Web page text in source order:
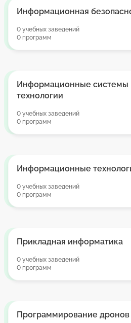
Информационная
0 учебных заведений
0 программ
Информационные системы
технологии
0 учебных заведений
0 программ
Информационные
0 учебных заведений
0 программ
Прикладная информатика
0 учебных заведений
0 программ
Программирование дронов